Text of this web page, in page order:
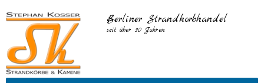
Berliner Strandkorbhandel
seit über 30 Jahren